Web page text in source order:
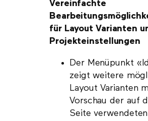
Vereinfachte
für Layout Varianten
Projekteinstellungen
Der Menüpunkt
zeigt weitere
Layout Varianten
Vorschau der auf
Seite verwendeten